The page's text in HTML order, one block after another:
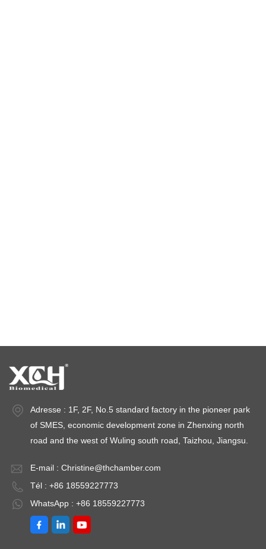
Adresse : 1F, 2F, No.5 standard factory in the pioneer park
of SMES, economic development zone in Zhenxing north
road and the west of Wuling south road, Taizhou, Jiangsu.
E-mail : Christine@thchamber.com
Tél : +86 18559227773
WhatsApp : +86 18559227773